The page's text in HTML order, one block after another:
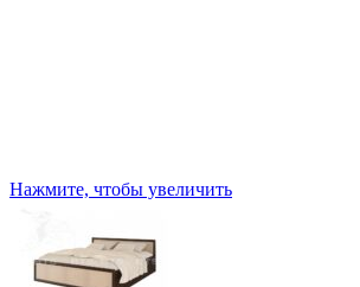
Нажмите, чтобы увеличить